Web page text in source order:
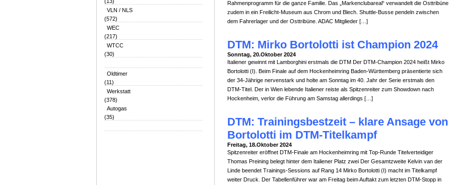
VLN / NLS
(572)
WEC
(217)
WTCC
(30)
Oldtimer
(11)
Werkstatt
(378)
Autogas
(35)
Rahmenprogramm für die ganze Familie. Das „Markenclubareal“ verwandelt die Osttribüne
zudem in ein Freilicht-Museum aus Chrom und Blech. Shuttle-Busse pendeln zwischen
dem Fahrerlager und der Osttribüne. ADAC Mitglieder […]
DTM: Mirko Bortolotti ist Champion 2024
Sonntag, 20.Oktober 2024
Italiener gewinnt mit Lamborghini erstmals die DTM Der DTM-Champion 2024 heißt Mirko
Bortolotti (I). Beim Finale auf dem Hockenheimring Baden-Württemberg präsentierte sich
der 34-Jährige nervenstark und holte am Sonntag im 40. Jahr der Serie erstmals den
DTM-Titel. Der in Wien lebende Italiener reiste als Spitzenreiter zum Showdown nach
Hockenheim, verlor die Führung am Samstag allerdings […]
DTM: Trainingsbestzeit – klare Ansage von
Bortolotti im DTM-Titelkampf
Freitag, 18.Oktober 2024
Spitzenreiter eröffnet DTM-Finale am Hockenheimring mit Top-Runde Titelverteidiger
Thomas Preining belegt hinter dem Italiener Platz zwei Der Gesamtzweite Kelvin van der
Linde beendet Trainings-Sessions auf Rang 14 Mirko Bortolotti (I) macht im Titelkampf
weiter Druck. Der Tabellenführer war am Freitag beim Auftakt zum letzten DTM-Stopp in